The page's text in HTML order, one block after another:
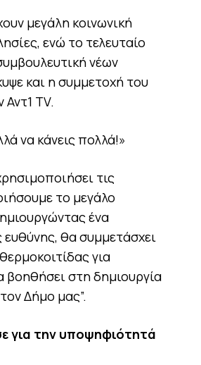
μεγάλη κοινωνική
ενώ το τελευταίο
νέων
και η συμμετοχή του
TV.
να κάνεις πολλά!»
τις
το μεγάλο
ένα
θα συμμετάσχει
για
βοηθήσει στη δημιουργία
Δήμο μας”.
για την υποψηφιότητά